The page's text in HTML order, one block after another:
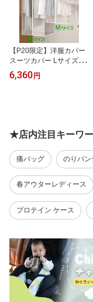
【P20限定】洋服カバー
スーツカバー Lサイズ 半
透明 湿気対策 防水 防カ
ビ 防虫 ホコリ汚れ防止
6,360円
★店内注目キーワ
痛バッグ のりパン
春アウターレディース
プロテイン ケース